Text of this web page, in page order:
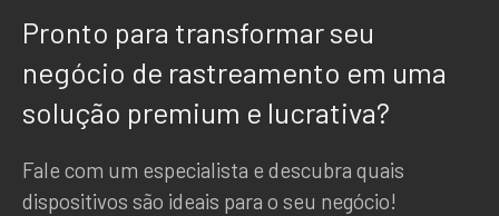
Pronto para transformar seu
negócio de rastreamento em uma
solução premium e lucrativa?
Fale com um especialista e descubra quais
dispositivos são ideais para o seu negócio!